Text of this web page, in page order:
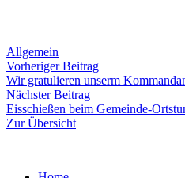
Allgemein
Beitragsnavigation
Vorheriger BeitragVorheriger
Beitrag:
Wir gratulieren unserm
Nächster BeitragNächster
Beitrag:
Eisschießen beim Gemeinde-
Zur Übersicht